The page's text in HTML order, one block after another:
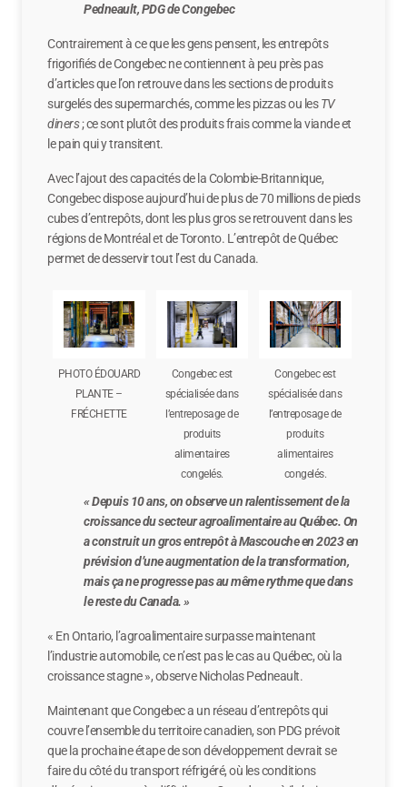
Pedneault, PDG de Congebec
Contrairement à ce que les gens pensent, les entrepôts
frigorifiés de Congebec ne contiennent à peu près pas
d’articles que l’on retrouve dans les sections de produits
surgelés des supermarchés, comme les pizzas ou lesTV
diners; ce sont plutôt des produits frais comme la viande et
le pain qui y transitent.
Avec l’ajout des capacités de la Colombie-Britannique,
Congebec dispose aujourd’hui de plus de 70 millions de pieds
cubes d’entrepôts, dont les plus gros se retrouvent dans les
régions de Montréal et de Toronto. L’entrepôt de Québec
permet de desservir tout l’est du Canada.
PHOTO ÉDOUARD
PLANTE –
FRÉCHETTE
Congebec est
spécialisée dans
l’entreposage de
produits
alimentaires
congelés.
Congebec est
spécialisée dans
l’entreposage de
produits
alimentaires
congelés.
« Depuis 10 ans, on observe un ralentissement de la
croissance du secteur agroalimentaire au Québec. On
a construit un gros entrepôt à Mascouche en 2023 en
prévision d’une augmentation de la transformation,
mais ça ne progresse pas au même rythme que dans
le reste du Canada. »
« En Ontario, l’agroalimentaire surpasse maintenant
l’industrie automobile, ce n’est pas le cas au Québec, où la
croissance stagne », observe Nicholas Pedneault.
Maintenant que Congebec a un réseau d’entrepôts qui
couvre l’ensemble du territoire canadien, son PDG prévoit
que la prochaine étape de son développement devrait se
faire du côté du transport réfrigéré, où les conditions